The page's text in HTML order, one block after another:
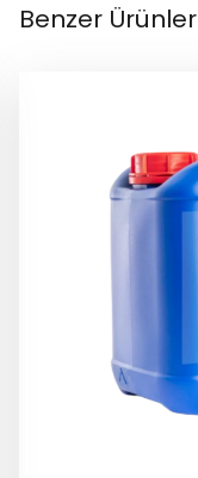
Benzer Ürünler